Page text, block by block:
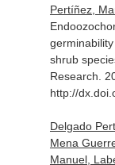
Pertíñez,
shrub
Research .
http://
Delgado
Mena
Manuel,